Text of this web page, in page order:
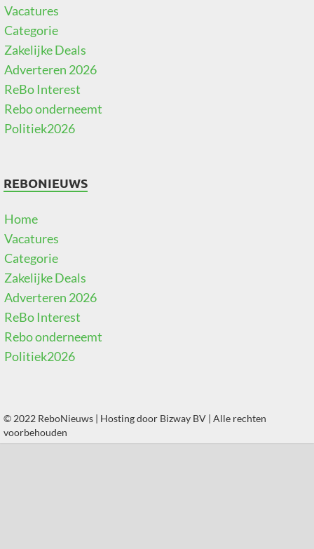
Vacatures
Categorie
Zakelijke Deals
Adverteren 2026
ReBo Interest
Rebo onderneemt
Politiek2026
REBONIEUWS
Home
Vacatures
Categorie
Zakelijke Deals
Adverteren 2026
ReBo Interest
Rebo onderneemt
Politiek2026
© 2022 ReboNieuws | Hosting door Bizway BV | Alle rechten
voorbehouden